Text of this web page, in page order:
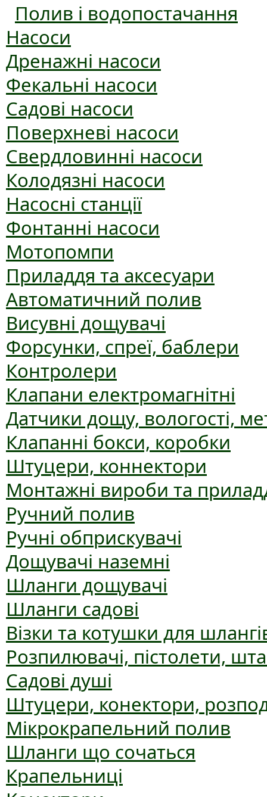
Полив і водопостачання
Насоси
Дренажні насоси
Фекальні насоси
Садові насоси
Поверхневі насоси
Свердловинні насоси
Колодязні насоси
Насосні станції
Фонтанні насоси
Мотопомпи
Приладдя та аксесуари
Автоматичний полив
Висувні дощувачі
Форсунки, спреї, баблери
Контролери
Клапани електромагнітні
Датчики дощу, вологості,
Клапанні бокси, коробки
Штуцери, коннектори
Монтажні вироби та
Ручний полив
Ручні обприскувачі
Дощувачі наземні
Шланги дощувачі
Шланги садові
Візки та котушки для
Розпилювачі, пістолети,
Садові душі
Штуцери, конектори,
Мікрокрапельний полив
Шланги що сочаться
Крапельниці